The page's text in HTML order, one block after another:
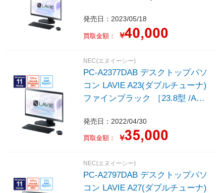
/メモリ：16GB /SSD：512GB
/Office HomeandBusiness /2023
発売日：2023/05/18
買取金額： ￥
NEC(エヌイーシー)
PC-A2377DAB デスクトップパソ
コン LAVIE A23(ダブルチューナ)
ファインブラック ［23.8型 /AMD
1TB /2022年春モデル］
発売日：2022/04/30
買取金額： ￥
NEC(エヌイーシー)
PC-A2797DAB デスクトップパソ
コン LAVIE A27(ダブルチューナ)